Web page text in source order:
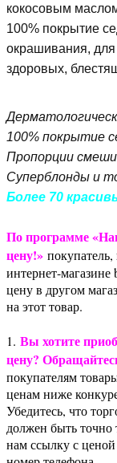
кокосовым
100% покрытие
окрашивания, для
здоровых,
100% покрытие
Пропорции
Суперблонды и
Более 70
По программе
цену!»
интернет-
цену в другом
на этот товар.
1. Вы хотите
цену?
покупателям
ценам ниже
Убедитесь, что
должен быть точно
нам ссылку с